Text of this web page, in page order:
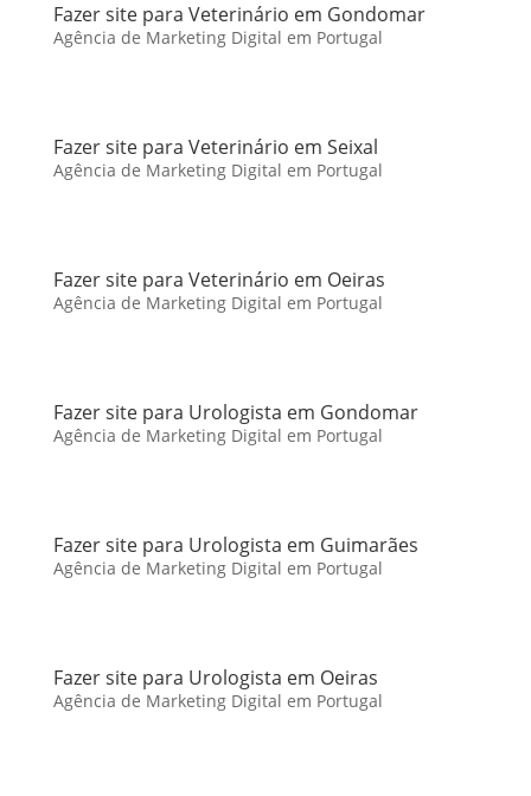
Fazer site para Veterinário em Gondomar
Agência de Marketing Digital em Portugal
Fazer site para Veterinário em Seixal
Agência de Marketing Digital em Portugal
Fazer site para Veterinário em Oeiras
Agência de Marketing Digital em Portugal
Fazer site para Urologista em Gondomar
Agência de Marketing Digital em Portugal
Fazer site para Urologista em Guimarães
Agência de Marketing Digital em Portugal
Fazer site para Urologista em Oeiras
Agência de Marketing Digital em Portugal